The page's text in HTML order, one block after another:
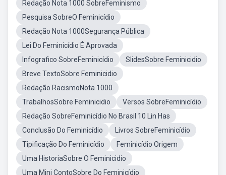
Redação Nota 1000 SobreFeminismo
Pesquisa SobreO Feminicídio
Redação Nota 1000Segurança Pública
Lei Do Feminicídio É Aprovada
Infografico SobreFeminicídio
SlidesSobre Feminicidio
Breve TextoSobre Feminicidio
Redação RacismoNota 1000
TrabalhosSobre Feminicidio
Versos SobreFeminicídio
Redação SobreFeminicídio No Brasil 10 Lin Has
Conclusão Do Feminicídio
Livros SobreFeminicídio
Tipificação Do Feminicídio
Feminicídio Origem
Uma HistoriaSobre O Feminicidio
Uma Mini ContoSobre Do Feminicídio